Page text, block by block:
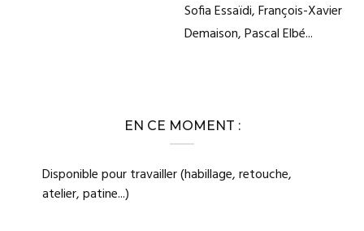
Sofia Essaïdi, François-Xavier
Demaison, Pascal Elbé...
EN CE MOMENT :
Disponible pour travailler (habillage, retouche,
atelier, patine...)